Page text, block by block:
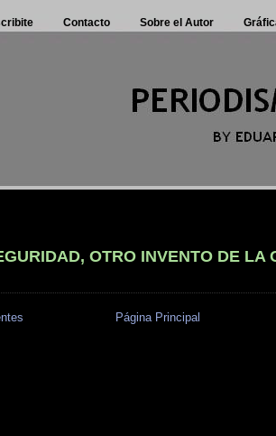
Contacto Sobre el Autor
OTRO INVENTO DE LA
Página Principal